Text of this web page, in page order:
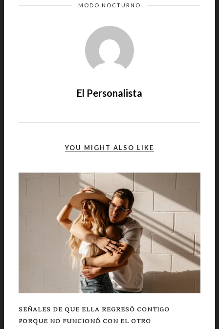
MODO NOCTURNO
El Personalista
YOU MIGHT ALSO LIKE
SEÑALES DE QUE ELLA REGRESÓ CONTIGO
PORQUE NO FUNCIONÓ CON EL OTRO